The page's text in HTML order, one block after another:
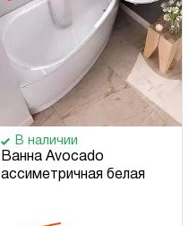
В наличии
Ванна Avocado
ассиметричная белая